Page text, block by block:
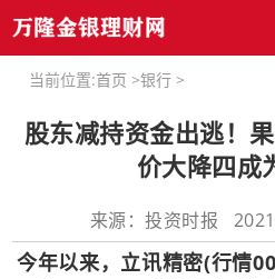
当前位置:首页 >银行 >
股东减持资金出逃！
价大降四成
来源：投资时报
今年以来，立讯精密(行情